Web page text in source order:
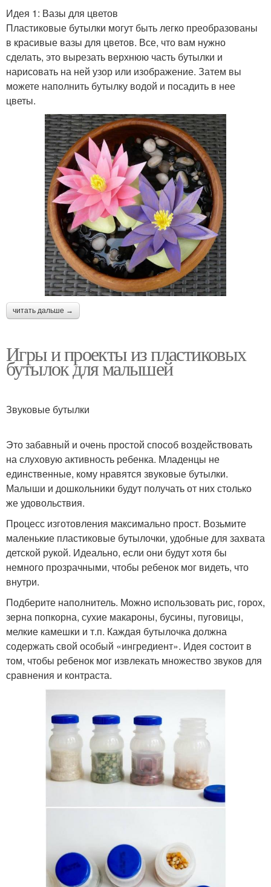
Идея 1: Вазы для цветов
Пластиковые бутылки могут быть легко преобразованы
в красивые вазы для цветов. Все, что вам нужно
сделать, это вырезать верхнюю часть бутылки и
нарисовать на ней узор или изображение. Затем вы
можете наполнить бутылку водой и посадить в нее
цветы.
читать дальше →
Игры и проекты из пластиковых
бутылок для малышей
Звуковые бутылки
Это забавный и очень простой способ воздействовать
на слуховую активность ребенка. Младенцы не
единственные, кому нравятся звуковые бутылки.
Малыши и дошкольники будут получать от них столько
же удовольствия.
Процесс изготовления максимально прост. Возьмите
маленькие пластиковые бутылочки, удобные для захвата
детской рукой. Идеально, если они будут хотя бы
немного прозрачными, чтобы ребенок мог видеть, что
внутри.
Подберите наполнитель. Можно использовать рис, горох,
зерна попкорна, сухие макароны, бусины, пуговицы,
мелкие камешки и т.п. Каждая бутылочка должна
содержать свой особый «ингредиент». Идея состоит в
том, чтобы ребенок мог извлекать множество звуков для
сравнения и контраста.